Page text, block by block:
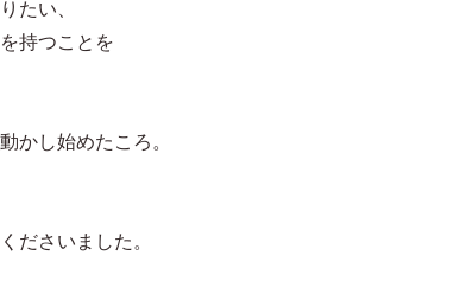
たい、
持つことを
かし始めたころ。
ださいました。